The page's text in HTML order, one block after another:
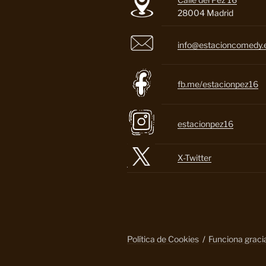
28004 Madrid
fb.me/estacionpez16
estacionpez16
X-Twitter
Política de Cookies Funciona